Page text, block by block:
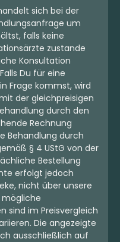
Sativa Blüten
28/1 MID
3,7 (4)
28%
4,64 €
sich bei der
um
falls keine
zustande
Konsultation
Du für eine
Frage kommst, wird
der gleichpreisigen
durch den
Rechnung
Behandlung durch
§ 4 UStG von der
Bestellung
erfolgt jedoch
nicht über unsere
sind im Preisvergleich
Die angezeigte
ausschließlich auf